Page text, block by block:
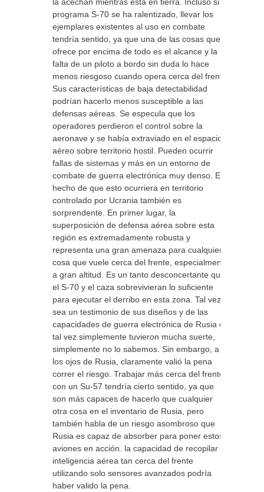
programa S-70 se ha ralentizado, llevar los
ejemplares existentes al uso en combate
tendría sentido, ya que una de las cosas que
ofrece por encima de todo es el alcance y la
falta de un piloto a bordo sin duda lo hace
menos riesgoso cuando opera cerca del frente.
Sus características de baja detectabilidad
podrían hacerlo menos susceptible a las
defensas aéreas. Se especula que los
operadores perdieron el control sobre la
aeronave y se había extraviado en el espacio
aéreo sobre territorio hostil. Pueden ocurrir
fallas de sistemas y más en un entorno de
combate de guerra electrónica muy denso. El
hecho de que esto ocurriera en territorio
controlado por Ucrania también es
sorprendente. En primer lugar, la
superposición de defensa aérea sobre esta
región es extremadamente robusta y
representa una gran amenaza para cualquier
cosa que vuele cerca del frente, especialmente
a gran altitud. Es un tanto desconcertante que
el S-70 y el caza sobrevivieran lo suficiente
para ejecutar el derribo en esta zona. Tal vez
sea un testimonio de sus diseños y de las
capacidades de guerra electrónica de Rusia o
tal vez simplemente tuvieron mucha suerte,
simplemente no lo sabemos. Sin embargo, a
los ojos de Rusia, claramente valió la pena
correr el riesgo. Trabajar más cerca del frente
con un Su-57 tendría cierto sentido, ya que
son más capaces de hacerlo que cualquier
otra cosa en el inventario de Rusia, pero
también habla de un riesgo asombroso que
Rusia es capaz de absorber para poner estos
aviones en acción. la capacidad de recopilar
inteligencia aérea tan cerca del frente
utilizando solo sensores avanzados podría
haber valido la pena.